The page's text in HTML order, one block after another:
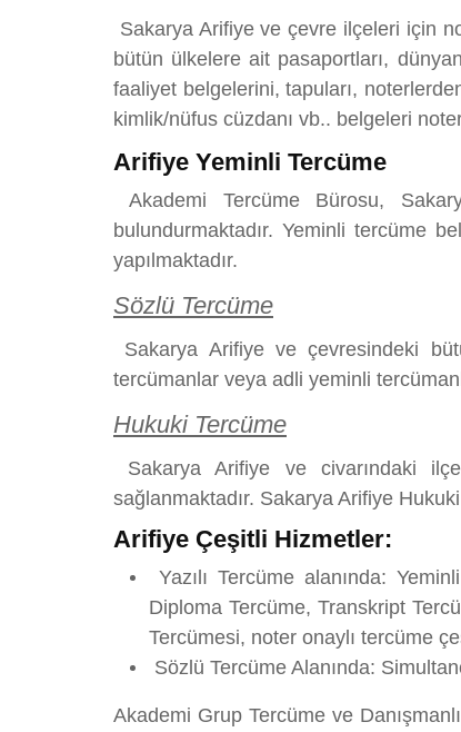
Sakarya Arifiye ve çevre ilçeleri için
bütün ülkelere ait pasaportları,
faaliyet belgelerini, tapuları,
kimlik/nüfus cüzdanı vb.. belgeleri
Arifiye Yeminli Tercüme
Akademi Tercüme Bürosu,
bulundurmaktadır. Yeminli tercüme
yapılmaktadır.
Sözlü Tercüme
Sakarya Arifiye ve çevresindeki
tercümanlar veya adli yeminli
Hukuki Tercüme
Sakarya Arifiye ve civarındaki
sağlanmaktadır. Sakarya Arifiye
Arifiye Çeşitli Hizmetler:
Yazılı Tercüme alanında:
Diploma Tercüme, Transkript
Tercümesi, noter onaylı tercüme
Sözlü Tercüme Alanında:
Akademi Grup Tercüme ve